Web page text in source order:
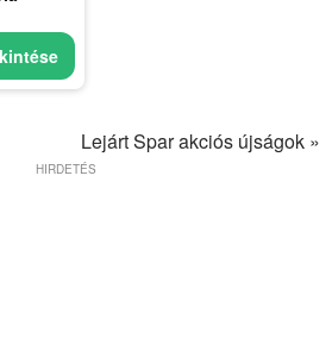
Lejárt Spar akciós újságok »
HIRDETÉS